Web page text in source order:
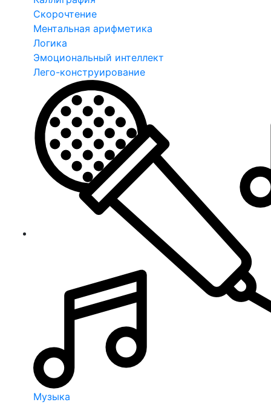
Скорочтение
Ментальная арифметика
Логика
Эмоциональный интеллект
Лего-конструирование
Музыка